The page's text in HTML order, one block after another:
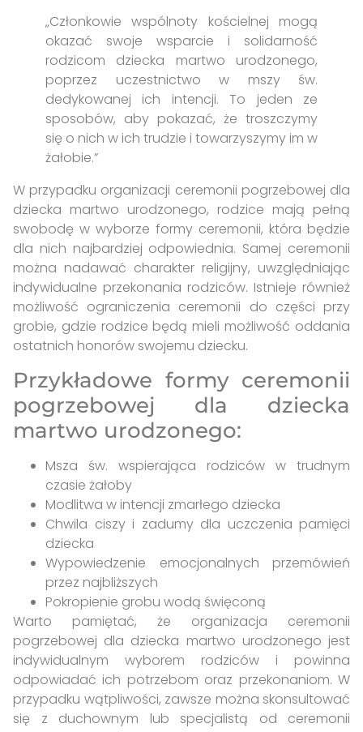
„Członkowie wspólnoty kościelnej mogą
okazać swoje wsparcie i solidarność
rodzicom dziecka martwo urodzonego,
poprzez uczestnictwo w mszy św.
dedykowanej ich intencji. To jeden ze
sposobów, aby pokazać, że troszczymy
się o nich w ich trudzie i towarzyszymy im w
żałobie.”
W przypadku organizacji ceremonii pogrzebowej dla
dziecka martwo urodzonego, rodzice mają pełną
swobodę w wyborze formy ceremonii, która będzie
dla nich najbardziej odpowiednia. Samej ceremonii
można nadawać charakter religijny, uwzględniając
indywidualne przekonania rodziców. Istnieje również
możliwość ograniczenia ceremonii do części przy
grobie, gdzie rodzice będą mieli możliwość oddania
ostatnich honorów swojemu dziecku.
Przykładowe formy ceremonii
pogrzebowej dla dziecka
martwo urodzonego:
Msza św. wspierająca rodziców w trudnym
czasie żałoby
Modlitwa w intencji zmarłego dziecka
Chwila ciszy i zadumy dla uczczenia pamięci
dziecka
Wypowiedzenie emocjonalnych przemówień
przez najbliższych
Pokropienie grobu wodą święconą
Warto pamiętać, że organizacja ceremonii
pogrzebowej dla dziecka martwo urodzonego jest
indywidualnym wyborem rodziców i powinna
odpowiadać ich potrzebom oraz przekonaniom. W
przypadku wątpliwości, zawsze można skonsultować
się z duchownym lub specjalistą od ceremonii